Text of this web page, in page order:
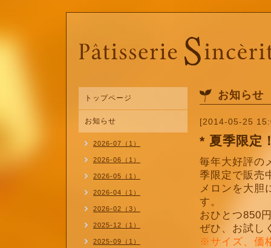
お知らせ
[2014-05-25
* 夏季限定
毎年大好評の
季限定で販売
メロンを大胆
す。
おひとつ850
ぜひ、お試し
※サイズ、価
トップページ
お知らせ
2026-07（1）
2026-06（1）
2026-05（1）
2026-04（1）
2026-02（3）
2025-12（1）
2025-09（1）